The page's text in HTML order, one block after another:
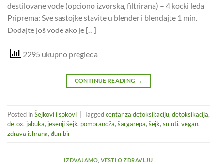
destilovane vode (opciono izvorska, filtrirana) – 4 kocki leda
Priprema: Sve sastojke stavite u blender i blendajte 1 min.
Dodajte još vode ako je […]
2295 ukupno pregleda
CONTINUE READING →
Posted inŠejkovi i sokovi Taggedcentar za detoksikaciju, detoksikacija,
detox, jabuka, jesenji šejk, pomorandža, šargarepa, šejk, smuti, vegan,
zdrava ishrana, đumbir
IZDVAJAMO VESTI O ZDRAVLJU